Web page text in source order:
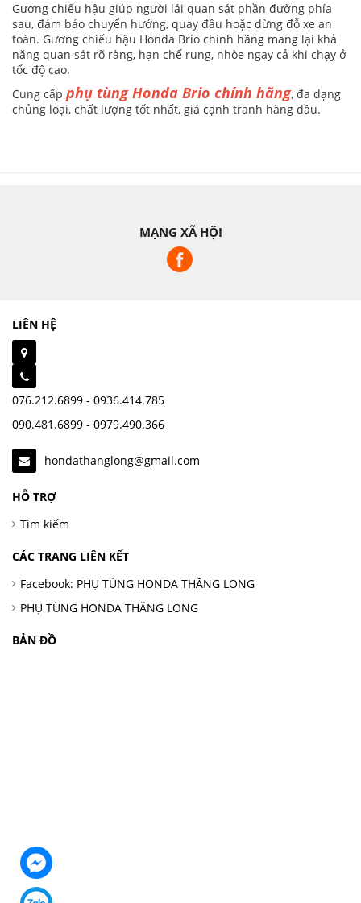
Gương chiếu hậu giúp người lái quan sát phần đường phía
sau, đảm bảo chuyển hướng, quay đầu hoặc dừng đỗ xe an
toàn. Gương chiếu hậu Honda Brio chính hãng mang lại khả
năng quan sát rõ ràng, hạn chế rung, nhòe ngay cả khi chạy ở
tốc độ cao.
Cung cấp phụ tùng Honda Brio chính hãng, đa dạng
chủng loại, chất lượng tốt nhất, giá cạnh tranh hàng đầu.
MẠNG XÃ HỘI
LIÊN HỆ
076.212.6899 - 0936.414.785
090.481.6899 - 0979.490.366
hondathanglong@gmail.com
HỖ TRỢ
Tìm kiếm
CÁC TRANG LIÊN KẾT
Facebook: PHỤ TÙNG HONDA THĂNG LONG
PHỤ TÙNG HONDA THĂNG LONG
BẢN ĐỒ